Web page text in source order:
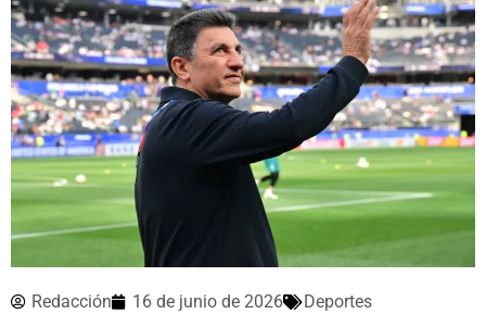
Redacción 16 de junio de 2026 Deportes